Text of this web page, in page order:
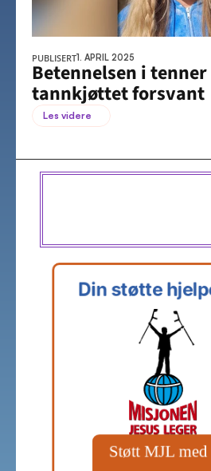
PUBLISERT1. APRIL 2025
Betennelsen i tenner
tannkjøttet forsvant
Les videre
Din støtte